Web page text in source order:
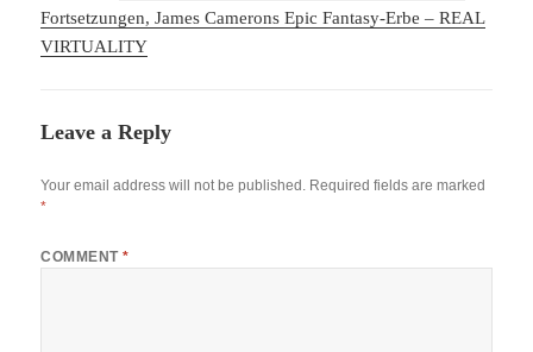
Fortsetzungen, James Camerons Epic Fantasy-Erbe – REAL
VIRTUALITY
Leave a Reply
Your email address will not be published. Required fields are marked
*
COMMENT*